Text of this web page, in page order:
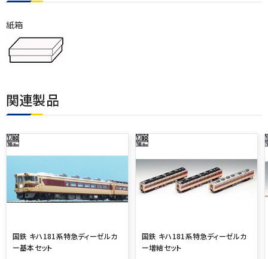
紙箱
関連製品
国鉄 キハ181系特急ディーゼルカ
ー基本セット
国鉄 キハ181系特急ディーゼルカ
ー増結セット